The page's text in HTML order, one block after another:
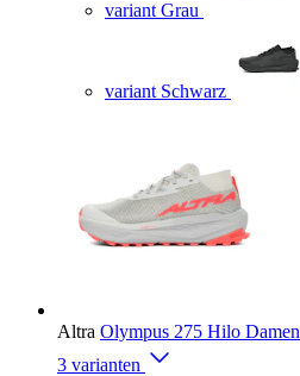
variant Grau
variant Schwarz
Altra Olympus 275 Hilo Damen
3 varianten